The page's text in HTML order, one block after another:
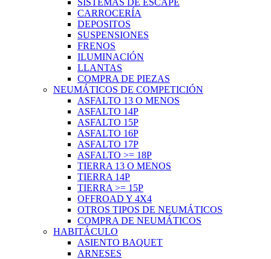
SISTEMAS DE ESCAPE
CARROCERÍA
DEPOSITOS
SUSPENSIONES
FRENOS
ILUMINACIÓN
LLANTAS
COMPRA DE PIEZAS
NEUMÁTICOS DE COMPETICIÓN
ASFALTO 13 O MENOS
ASFALTO 14P
ASFALTO 15P
ASFALTO 16P
ASFALTO 17P
ASFALTO >= 18P
TIERRA 13 O MENOS
TIERRA 14P
TIERRA >= 15P
OFFROAD Y 4X4
OTROS TIPOS DE NEUMÁTICOS
COMPRA DE NEUMÁTICOS
HABITÁCULO
ASIENTO BAQUET
ARNESES